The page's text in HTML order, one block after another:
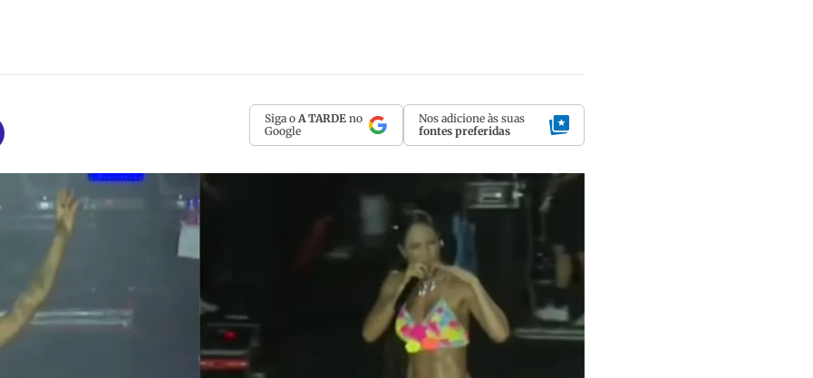
Siga o A TARDE no
Google
Nos adicione às suas
fontes preferidas